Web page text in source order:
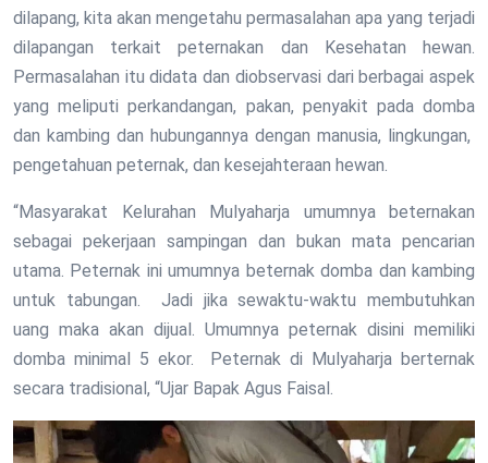
dilapang, kita akan mengetahu permasalahan apa yang terjadi
dilapangan terkait peternakan dan Kesehatan hewan.
Permasalahan itu didata dan diobservasi dari berbagai aspek
yang meliputi perkandangan, pakan, penyakit pada domba
dan kambing dan hubungannya dengan manusia, lingkungan,
pengetahuan peternak, dan kesejahteraan hewan.
“Masyarakat Kelurahan Mulyaharja umumnya beternakan
sebagai pekerjaan sampingan dan bukan mata pencarian
utama. Peternak ini umumnya beternak domba dan kambing
untuk tabungan. Jadi jika sewaktu-waktu membutuhkan
uang maka akan dijual. Umumnya peternak disini memiliki
domba minimal 5 ekor. Peternak di Mulyaharja berternak
secara tradisional, “Ujar Bapak Agus Faisal.